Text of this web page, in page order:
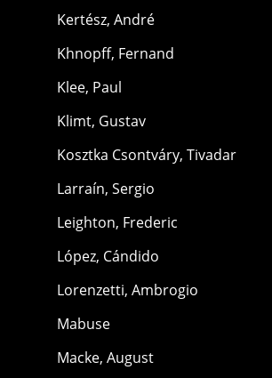
Kertész, André
Khnopff, Fernand
Klee, Paul
Klimt, Gustav
Kosztka Csontváry, Tivadar
Larraín, Sergio
Leighton, Frederic
López, Cándido
Lorenzetti, Ambrogio
Mabuse
Macke, August